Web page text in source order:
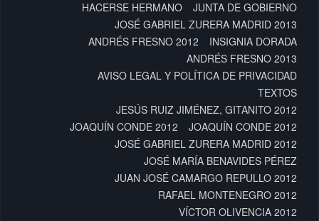
HACERSE HERMANO
JUNTA DE GOBIERNO
JOSÉ GABRIEL ZURERA MADRID 2013
ANDRÉS FRESNO 2012
INSIGNIA DORADA
ANDRÉS FRESNO 2013
AVISO LEGAL Y POLÍTICA DE PRIVACIDAD
TEXTOS
JESÚS RUIZ JIMÉNEZ, GITANITO 2012
JOAQUÍN CONDE 2012
JOAQUÍN CONDE 2012
JOSÉ GABRIEL ZURERA MADRID 2012
JOSÉ MARÍA BENAVIDES PÉREZ
JUAN JOSÉ CAMARGO REPULLO 2012
RAFAEL MONTENEGRO 2012
VÍCTOR OLIVENCIA 2012